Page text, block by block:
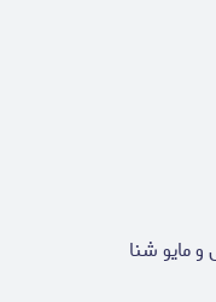
مایو شنا